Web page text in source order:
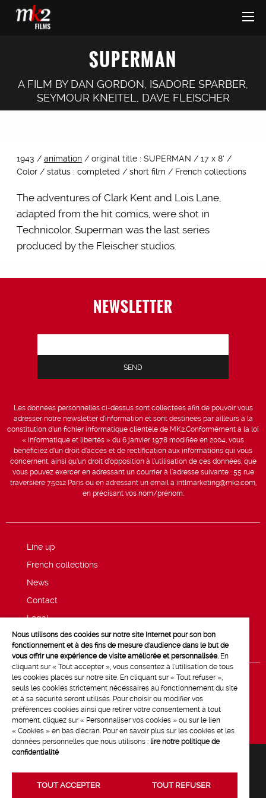
SUPERMAN
A FILM BY DAN GORDON ISADORE SPARBER
SEYMOUR KNEITEL
DAVE FLEISCHER
1943 / animation/ original title : SUPERMAN / 17 x 8’ /
Color / status : completed / short film / French collections
The adventures of Clark Kent and Lois Lane,
adapted from the hit comics, were shot in
Technicolor. Superman was the last series
produced by the Fleischer studios.
NEWSLETTER
Les données personnelles ci-dessus sont collectées afin de pouvoir vous
adresser notre newsletter d’information et sont destinées par ailleurs à la
constitution d’un fichier informatique clientèle de MK2.Conformément à la loi
« informatique et libertés » du 6 janvier 1978 modifiée en 2004, vous
bénéficiez d’un droit d’accès et de rectification aux informations qui vous
concernent, ainsi qu’un droit d’opposition à l’utilisation de ces données, que
vous pouvez exercer en adressant un courrier à l’adresse suivante : 55 rue
traversière 75012 Paris ou en adressant un email à intlmarketing@mk2.com,
en précisant vos nom/prénom.
Line up
French collections
News
Contact
Legal
Privacy and cookie policy
Nous utilisons des cookies sur notre site Internet pour son bon
fonctionnement et à des fins de mesure d'audience dans le but de
vous offrir une expérience de visite améliorée et personnalisée. En
cliquant sur « Tout accepter », vous consentez à l'utilisation de tous
les cookies placés sur notre site. En cliquant sur « Tout refuser »,
seuls les cookies strictement nécessaires au fonctionnement du site
et à sa sécurité seront utilisés. Pour choisir ou modifier vos
préférences cookies ainsi que retirer votre consentement à tout
moment, cliquez sur « Personnaliser vos cookies » ou sur le lien
« Cookies » en bas d'écran. Pour en savoir plus sur les cookies et les
données personnelles que nous utilisons : lire notre politique de
confidentialité
TOUT ACCEPTER TOUT REFUSER